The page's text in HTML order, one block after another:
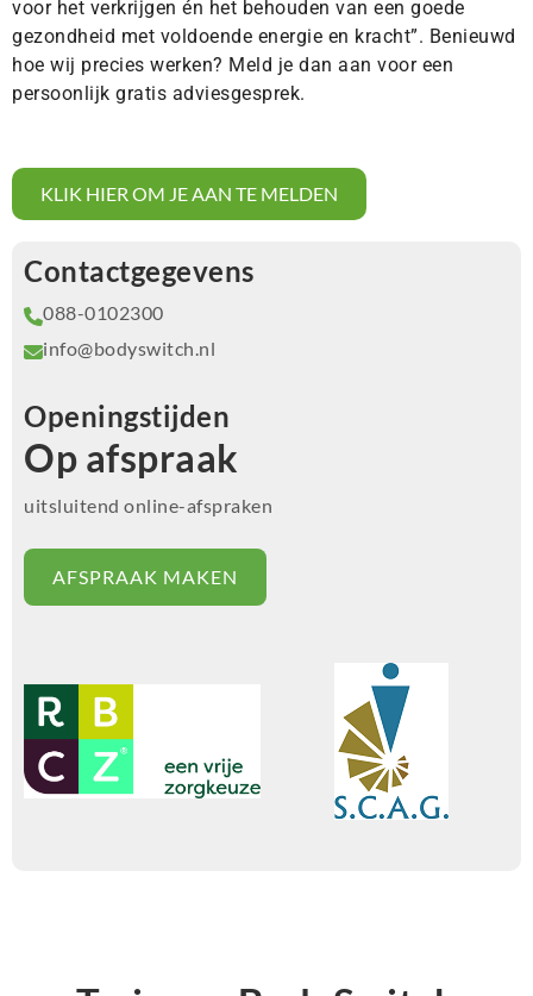
voor het verkrijgen én het behouden van een goede
gezondheid met voldoende energie en kracht”. Benieuwd
hoe wij precies werken? Meld je dan aan voor een
persoonlijk gratis adviesgesprek.
KLIK HIER OM JE AAN TE MELDEN
Contactgegevens
088-0102300
info@bodyswitch.nl
Openingstijden
Op afspraak
uitsluitend online-afspraken
AFSPRAAK MAKEN